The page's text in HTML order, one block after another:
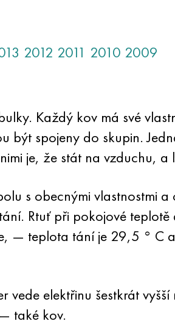
2012 2011 2010 2009
Každý kov má své
být spojeny do skupin.
je, že stát na vzduchu,
s obecnými vlastnostmi
Rtuť při pokojové
— teplota tání je 29,5 ° C
vede elektřinu šestkrát
také kov.